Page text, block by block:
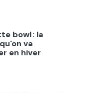
bowl : la
va
en hiver